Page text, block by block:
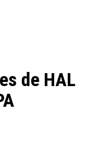
de HAL